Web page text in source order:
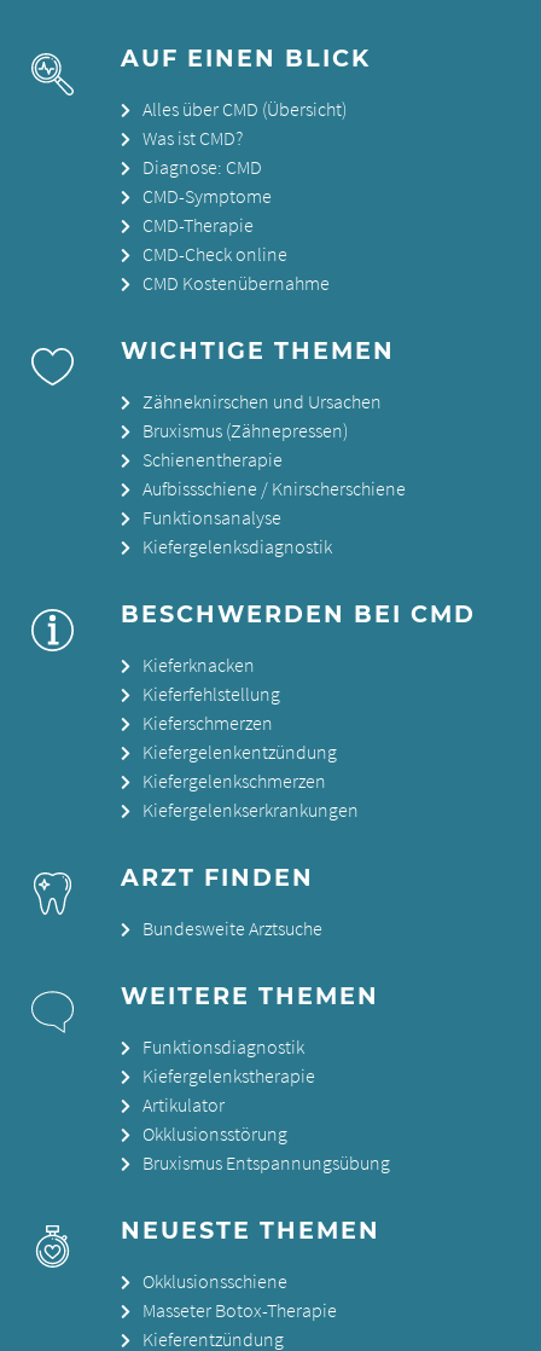
AUF EINEN BLICK
Alles über CMD (Übersicht)
Was ist CMD?
Diagnose: CMD
CMD-Symptome
CMD-Therapie
CMD-Check online
CMD Kostenübernahme
WICHTIGE THEMEN
Zähneknirschen und Ursachen
Bruxismus (Zähnepressen)
Schienentherapie
Aufbissschiene / Knirscherschiene
Funktionsanalyse
Kiefergelenksdiagnostik
BESCHWERDEN BEI CMD
Kieferknacken
Kieferfehlstellung
Kieferschmerzen
Kiefergelenkentzündung
Kiefergelenkschmerzen
Kiefergelenkserkrankungen
ARZT FINDEN
Bundesweite Arztsuche
WEITERE THEMEN
Funktionsdiagnostik
Kiefergelenkstherapie
Artikulator
Okklusionsstörung
Bruxismus Entspannungsübung
NEUESTE THEMEN
Okklusionsschiene
Masseter Botox-Therapie
Kieferentzündung